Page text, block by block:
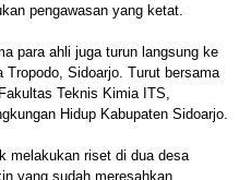
pengawasan yang ketat.
para ahli juga turun langsung ke
Tropodo, Sidoarjo. Turut bersama
Teknis Kimia ITS,
Hidup Kabupaten Sidoarjo.
melakukan riset di dua desa
yang sudah meresahkan